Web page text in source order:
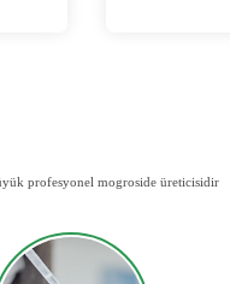
profesyonel mogroside üreticisidir